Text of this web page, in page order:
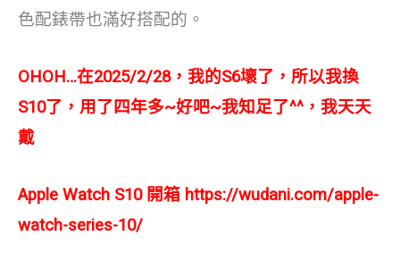
色配錶帶也滿好搭配的。
OHOH…在2025/2/28，我的S6壞了，所以我換
S10了，用了四年多~好吧~我知足了^^，我天天
戴
Apple Watch S10 開箱 https://wudani.com/apple-
watch-series-10/